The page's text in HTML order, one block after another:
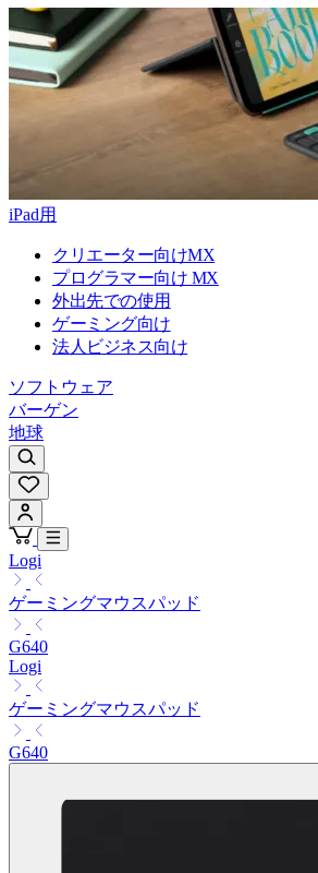
iPad用
クリエーター向けMX
プログラマー向け MX
外出先での使用
ゲーミング向け
法人ビジネス向け
ソフトウェア
バーゲン
地球
Logi
ゲーミングマウスパッド
G640
Logi
ゲーミングマウスパッド
G640